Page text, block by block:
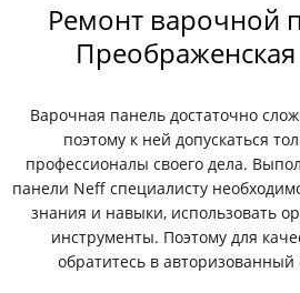
Ремонт варочной
Варочная панель достаточно
поэтому к ней допускаться
профессионалы своего дела.
панели Neff специалисту
знания и навыки, использовать
инструменты. Поэтому для
обратитесь в